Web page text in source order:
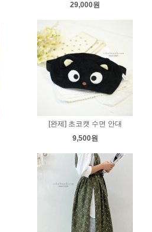
29,000원
[완제] 초코캣 수면 안대
9,500원